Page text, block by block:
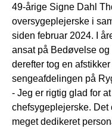
49-årige Signe Dahl
oversygeplejerske i
siden februar 2024. I
ansat på Bedøvelse
derefter tog en
sengeafdelingen på
- Jeg er rigtig glad for
chefsygeplejerske. Det
meget dedikeret